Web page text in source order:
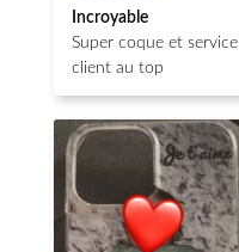
Note 5
sur 5
Incroyable
Super coque et service
client au top